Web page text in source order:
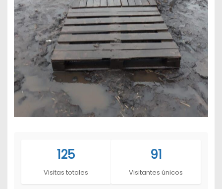
125
Visitas totales
91
Visitantes únicos